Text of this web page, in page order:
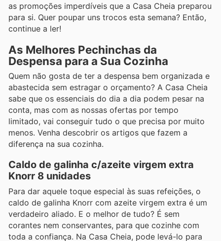
as promoções imperdíveis que a Casa Cheia preparou
para si. Quer poupar uns trocos esta semana? Então,
continue a ler!
As Melhores Pechinchas da
Despensa para a Sua Cozinha
Quem não gosta de ter a despensa bem organizada e
abastecida sem estragar o orçamento? A Casa Cheia
sabe que os essenciais do dia a dia podem pesar na
conta, mas com as nossas ofertas por tempo
limitado, vai conseguir tudo o que precisa por muito
menos. Venha descobrir os artigos que fazem a
diferença na sua cozinha.
Caldo de galinha c/azeite virgem extra
Knorr 8 unidades
Para dar aquele toque especial às suas refeições, o
caldo de galinha Knorr com azeite virgem extra é um
verdadeiro aliado. E o melhor de tudo? É sem
corantes nem conservantes, para que cozinhe com
toda a confiança. Na Casa Cheia, pode levá-lo para